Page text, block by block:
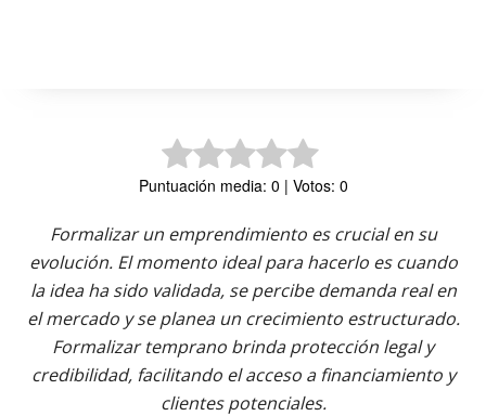
Puntuación media: 0 | Votos: 0
Formalizar un emprendimiento es crucial en su
evolución. El momento ideal para hacerlo es cuando
la idea ha sido validada, se percibe demanda real en
el mercado y se planea un crecimiento estructurado.
Formalizar temprano brinda protección legal y
credibilidad, facilitando el acceso a financiamiento y
clientes potenciales.